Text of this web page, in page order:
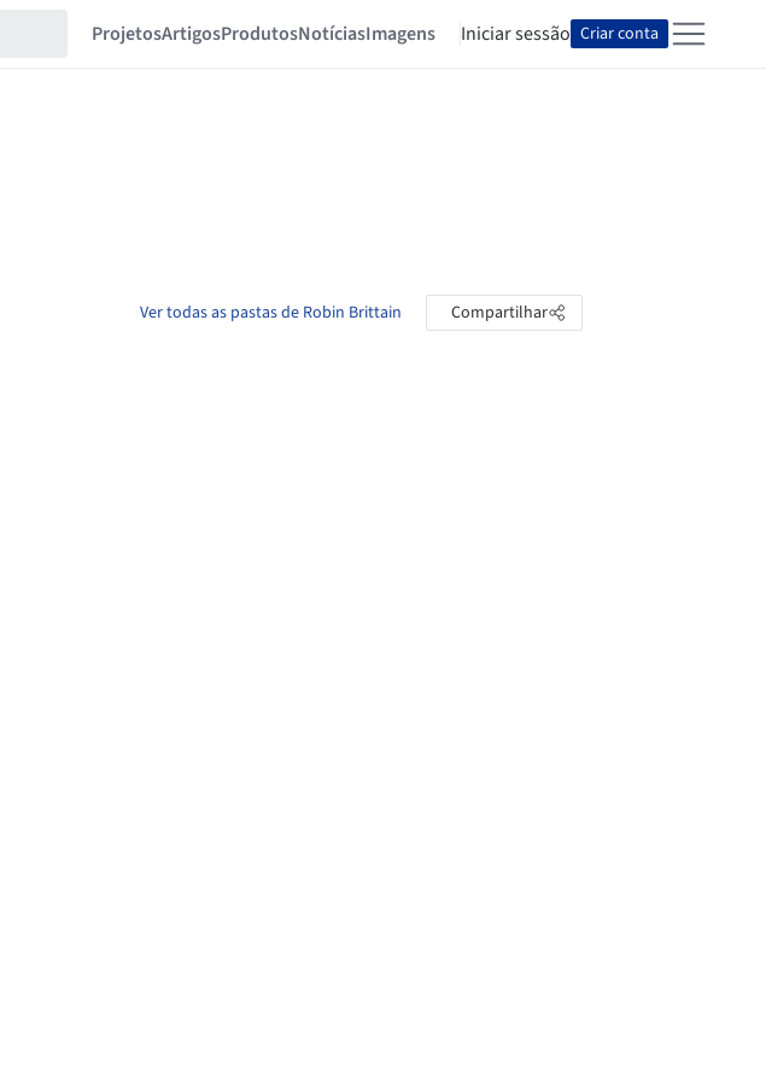
ProjetosArtigosProdutosNotíciasImagens Iniciar sessão Criar conta
Ver todas as pastas de Robin Brittain Compartilhar